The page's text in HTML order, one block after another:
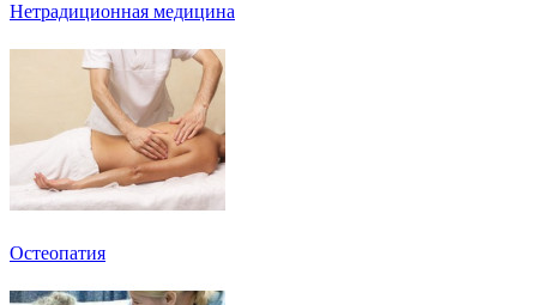
Нетрадиционная медицина
Остеопатия